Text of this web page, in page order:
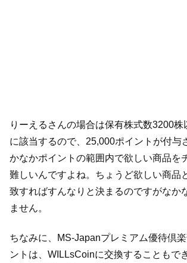
りーえるさんの場合は保有株式数3200
に該当するので、25,000ポイントが付与
かなかポイントの範囲内で欲しい商品を
難しいんですよね。ちょうど欲しい商品
致すればすんなりと決まるのですがなか
ません。
ちなみに、MS-Japanプレミアム優待倶
ントは、WILLsCoinに交換することもで